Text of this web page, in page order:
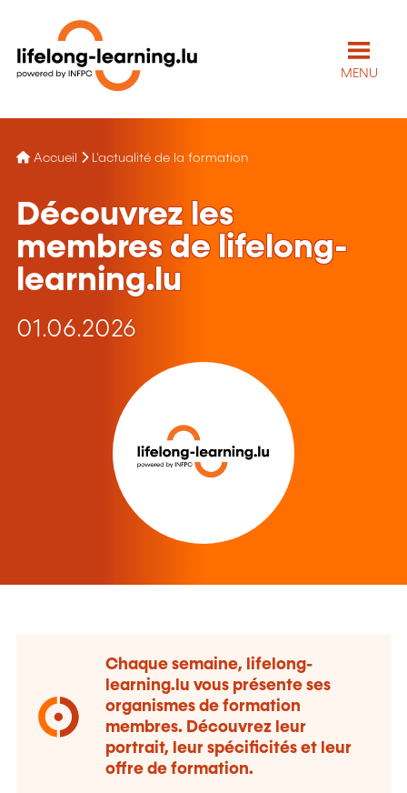
MENU
Accueil L'actualité de la formation
Découvrez les
membres de lifelong-
learning.lu
01.06.2026
Chaque semaine, lifelong-
learning.lu vous présente ses
organismes de formation
membres. Découvrez leur
portrait, leur spécificités et leur
offre de formation.